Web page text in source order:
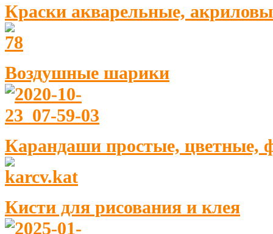
Краски акварельные,
Воздушные шарики
Карандаши простые, цветные,
Кисти для рисования и клея